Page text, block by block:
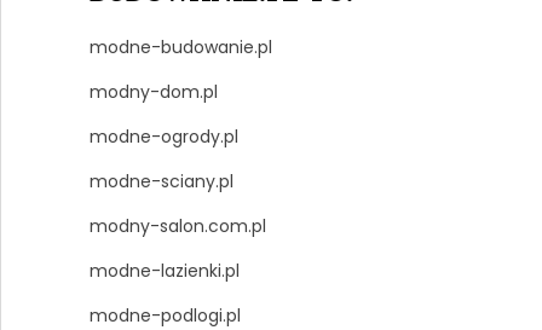
modne-budowanie.pl
modny-dom.pl
modne-ogrody.pl
modne-sciany.pl
modny-salon.com.pl
modne-lazienki.pl
modne-podlogi.pl